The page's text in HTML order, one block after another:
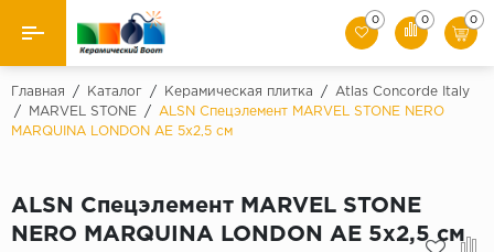
Назад
Производители
Керамогранит
0 0 0
Главная / Каталог / Керамическая плитка /
Atlas Concorde Italy
/
MARVEL STONE /
ALSN Спецэлемент MARVEL STONE NERO
MARQUINA LONDON AE 5x2,5 см
ALSN Спецэлемент MARVEL STONE
NERO MARQUINA LONDON AE 5x2,5 см